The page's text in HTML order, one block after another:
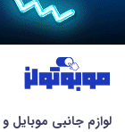
لوازم جانبی